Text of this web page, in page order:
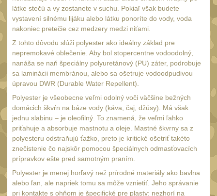
látke stečú a vy zostanete v suchu. Pokiaľ však budete
vystavení silnému lijáku alebo látku ponoríte do vody, voda
nakoniec pretečie cez medzery medzi niťami.
Z tohto dôvodu slúži polyester ako ideálny základ pre
nepremokavé oblečenie. Aby bol stopercentne vodoodolný,
nanáša se naň špeciálny polyuretánový (PU) záter, podrobuje
sa laminácii membránou, alebo sa ošetruje vodoodpudivou
úpravou DWR (Durable Water Repellent).
Polyester je všeobecne veľmi odolný voči väčšine bežných
domácich škvŕn na báze vody (káva, čaj, džúsy). Má však
jednu slabinu – je oleofilný. To znamená, že veľmi ľahko
priťahuje a absorbuje mastnotu a oleje. Mastné škvrny sa z
polyesteru odstraňujú ťažko, preto je kritické ošetriť takéto
znečistenie čo najskôr pomocou špeciálnych odmasťovacích
prípravkov ešte pred samotným praním.
Polyester je menej horľavý než prírodné materiály ako bavlna
alebo ľan, ale napriek tomu sa môže vznietiť. Jeho správanie
pri kontakte s ohňom je špecifické pre plasty: nezhorí na